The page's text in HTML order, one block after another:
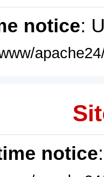
notice:
notice